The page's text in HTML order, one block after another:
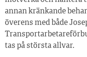
annan kränkande
överens med både
tas på största allvar.